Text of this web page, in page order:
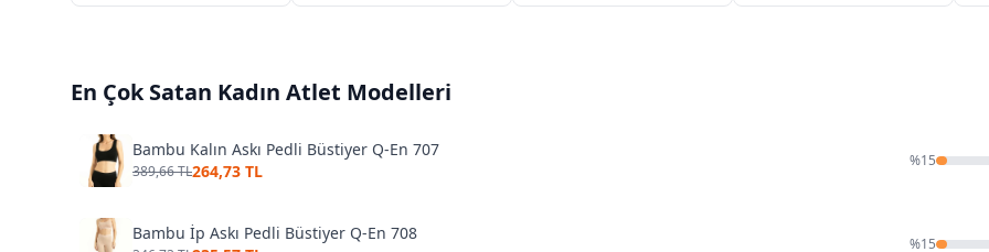
En Çok Satan Kadın Atlet Modelleri
Bambu Kalın Askı Pedli Büstiyer Q-En 707
389,66 TL264,73 TL
%15
Bambu İp Askı Pedli Büstiyer Q-En 708
%15